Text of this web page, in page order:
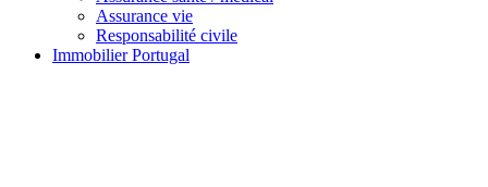
Assurance vie
Responsabilité civile
Immobilier Portugal